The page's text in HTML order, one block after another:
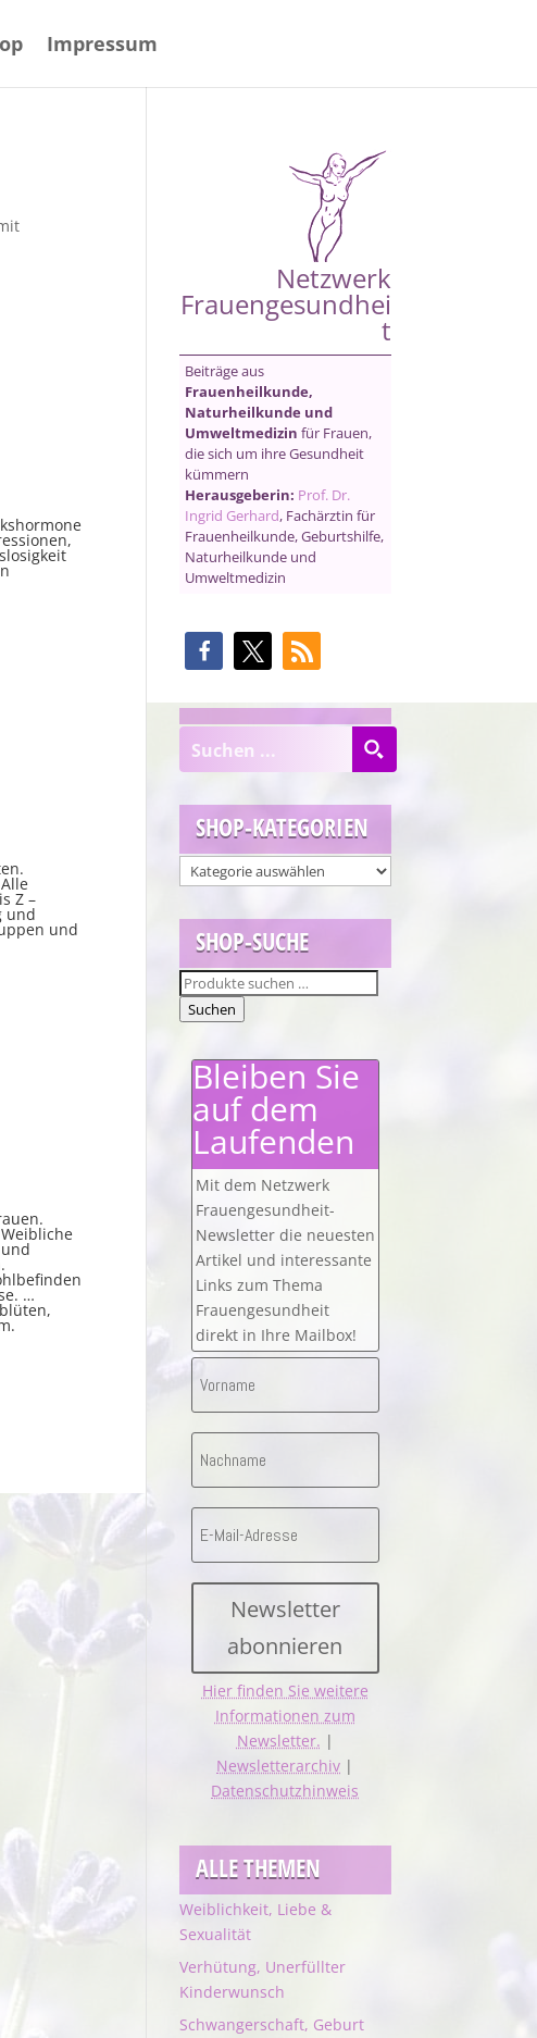
Impressum
Z –
und
und
…
Netzwerk
Frauengesundhei
t
Beiträge aus
Frauenheilkunde,
Naturheilkunde und
Umweltmedizin für Frauen,
die sich um ihre Gesundheit
kümmern
Herausgeberin: Prof. Dr.
Ingrid Gerhard, Fachärztin für
Frauenheilkunde, Geburtshilfe,
Naturheilkunde und
Umweltmedizin
SHOP-KATEGORIEN
SHOP-SUCHE
Suchen
nach:
Suchen
Bleiben Sie
auf dem
Laufenden
Mit dem Netzwerk
Frauengesundheit-
Newsletter die neuesten
Artikel und interessante
Links zum Thema
Frauengesundheit
direkt in Ihre Mailbox!
Newsletter
abonnieren
Hier finden Sie weitere
Informationen zum
Newsletter. |
Newsletterarchiv |
Datenschutzhinweis
ALLE THEMEN
Weiblichkeit, Liebe &
Sexualität
Verhütung, Unerfüllter
Kinderwunsch
Schwangerschaft, Geburt